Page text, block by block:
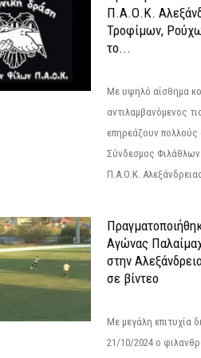
Π.Α.Ο.Κ.
Τροφίμων,
το...
Με υψηλό αίσθημα
αντιλαμβανόμενος
επηρεάζουν πολλούς
Σύνδεσμος
Π.Α.Ο.Κ.
Αγώνας
στην
σε βίντεο
Με μεγάλη επιτυχία
21/10/2024 ο